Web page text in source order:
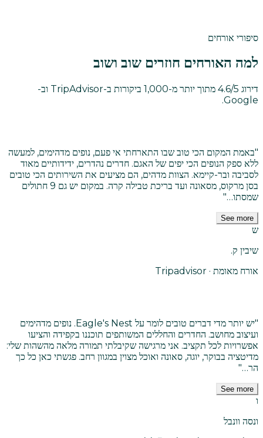
סיפורי אורחים
למה האורחים חוזרים שוב ושוב
דירוג 4.6/5 מתוך יותר מ-1,000 ביקורות ב-TripAdvisor וב-
Google.
"באמת המקום הכי טוב שבו התארחתי אי פעם, נופים מדהימים, למעשה
ללא ספק הנופים הכי יפים של האגם. חדרים נהדרים, ידידותיים מאוד
לסביבה ובר-קיימא. הצוות מדהים, הם מציעים את השירותים הכי טובים
בסן מרקוס, מסאונה ועד בריכת טבילה קרה. במקום יש גם 9 חתולים
שמסתו…"
See more
ש
שיבין ק.
אורח מאומת · Tripadvisor
"
יש יותר מדי דברים טובים לומר על Eagle's Nest. נופים מדהימים
ועיצוב מחושב. החדרים והחללים המשותפים תוכננו בקפידה והציעו
אפשרויות לכל תקציב. אני מרגישה שקיבלתי תמורה מלאה מהשהות שלי:
מדיטציה בבוקר, יוגה, סאונה ואוכל מצוין במגוון רחב. פגשתי כאן כל כך
הר…"
See more
ו
ונסה וונבל